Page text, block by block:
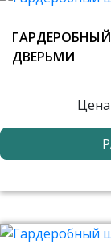
ДВЕРЬМИ